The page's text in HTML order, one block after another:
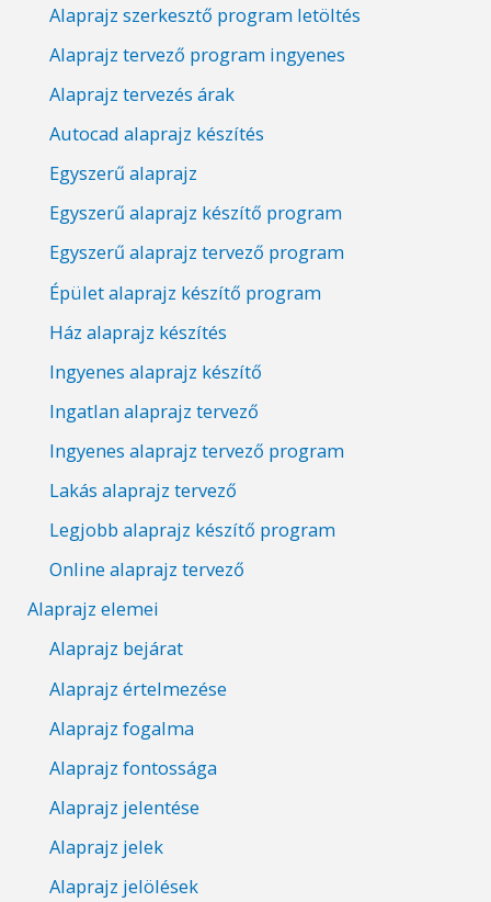
Alaprajz szerkesztő program letöltés
Alaprajz tervező program ingyenes
Alaprajz tervezés árak
Autocad alaprajz készítés
Egyszerű alaprajz
Egyszerű alaprajz készítő program
Egyszerű alaprajz tervező program
Épület alaprajz készítő program
Ház alaprajz készítés
Ingyenes alaprajz készítő
Ingatlan alaprajz tervező
Ingyenes alaprajz tervező program
Lakás alaprajz tervező
Legjobb alaprajz készítő program
Online alaprajz tervező
Alaprajz elemei
Alaprajz bejárat
Alaprajz értelmezése
Alaprajz fogalma
Alaprajz fontossága
Alaprajz jelentése
Alaprajz jelek
Alaprajz jelölések